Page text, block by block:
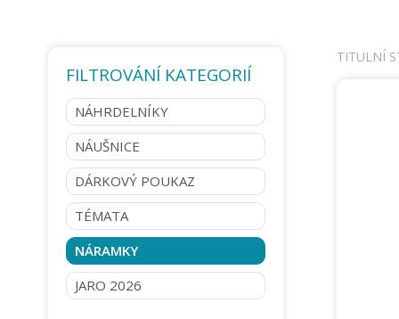
FILTROVÁNÍ KATEGORIÍ
NÁHRDELNÍKY
NÁUŠNICE
DÁRKOVÝ POUKAZ
TÉMATA
NÁRAMKY
JARO 2026
TITULNÍ